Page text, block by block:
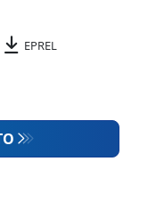
EPREL